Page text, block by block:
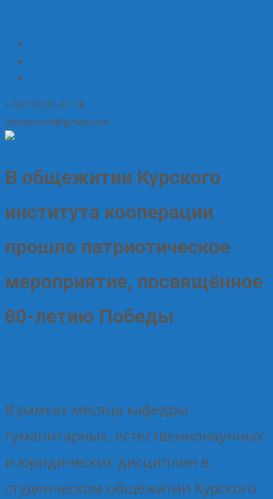
+7(4712)70-21-18
koopkursk@gmail.com
В общежитии Курского
института кооперации
прошло патриотическое
мероприятие, посвящённое
80-летию Победы
В рамках месяца кафедры
гуманитарных, естественнонаучных
и юридических дисциплин в
студенческом общежитии Курского